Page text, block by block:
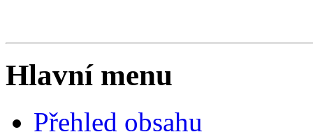
Hlavní menu
Přehled obsahu